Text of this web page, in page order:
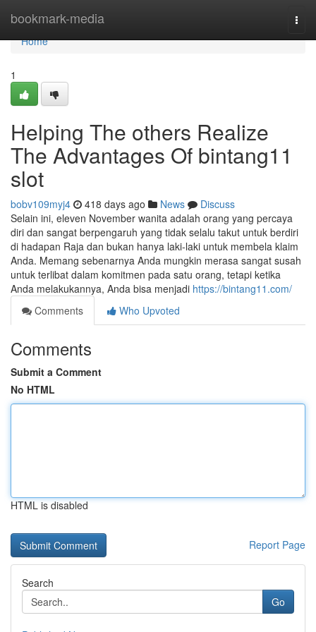
bookmark-media
Home
Home
1
Helping The others Realize
The Advantages Of bintang11
slot
bobv109myj4 418 days ago News
Discuss
Selain ini, eleven November wanita adalah orang yang percaya
diri dan sangat berpengaruh yang tidak selalu takut untuk berdiri
di hadapan Raja dan bukan hanya laki-laki untuk membela klaim
Anda. Memang sebenarnya Anda mungkin merasa sangat susah
untuk terlibat dalam komitmen pada satu orang, tetapi ketika
Anda melakukannya, Anda bisa menjadi https://bintang11.com/
Comments
Who Upvoted
Comments
Submit a Comment
No HTML
HTML is disabled
Report Page
Search
Go